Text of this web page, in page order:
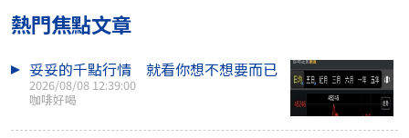
熱門焦點文章
妥妥的千點行情 就看你想不想要而已
2026/08/08 12:39:00
咖啡好喝